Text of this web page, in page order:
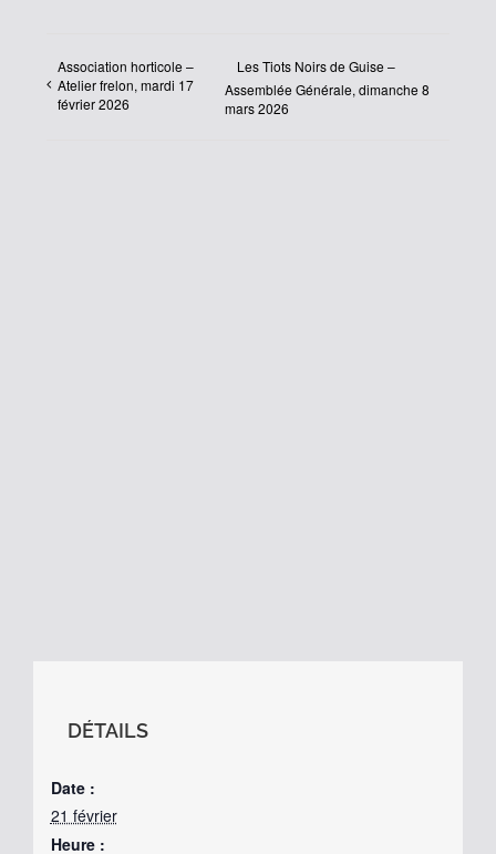
Association horticole –
Atelier frelon, mardi 17
février 2026
Les Tiots Noirs de Guise –
Assemblée Générale, dimanche 8
mars 2026
DÉTAILS
Date :
21 février
Heure :